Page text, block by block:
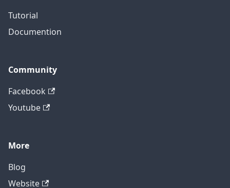
Tutorial
Documention
Community
Facebook
Youtube
More
Blog
Website